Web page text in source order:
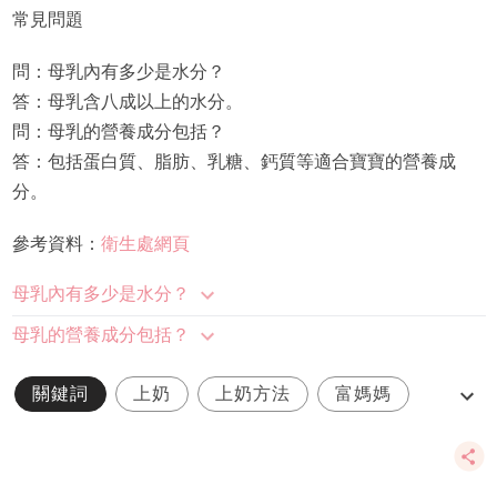
常見問題
問：母乳內有多少是水分？
答：母乳含八成以上的水分。
問：母乳的營養成分包括？
答：包括蛋白質、脂肪、乳糖、鈣質等適合寶寶的營養成
分。
參考資料： 衛生處網頁
母乳內有多少是水分？
母乳的營養成分包括？
關鍵詞 上奶 上奶方法 富媽媽